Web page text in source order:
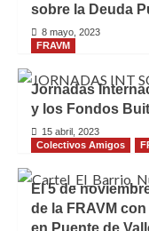
sobre la Deuda
8 mayo, 2023
FRAVM
Jornadas
y los Fondos
15 abril, 2023
Colectivos Amigos
El 5 de
de la FRAVM
en Puente de